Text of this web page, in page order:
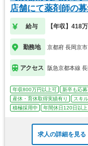
店舗にて薬剤師の募
給与 【年収】418
勤務地 京都府 長岡京市
アクセス 阪急京都本線
年収800万円以上可 新卒も応
産休・育休取得実績有り
スキ
積極採用中
年間休日120日以上
求人の詳細を見る